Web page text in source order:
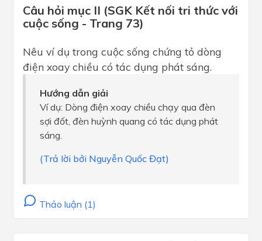
Câu hỏi mục II (SGK Kết nối tri thức với
cuộc sống - Trang 73)
Nêu ví dụ trong cuộc sống chứng tỏ dòng
điện xoay chiều có tác dụng phát sáng.
Hướng dẫn giải
Ví dụ: Dòng điện xoay chiều chạy qua đèn
sợi đốt, đèn huỳnh quang có tác dụng phát
sáng.
(Trả lời bởi Nguyễn Quốc Đạt)
Thảo luận (1)